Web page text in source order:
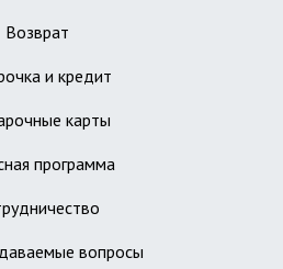
Возврат
и кредит
карты
программа
вопросы